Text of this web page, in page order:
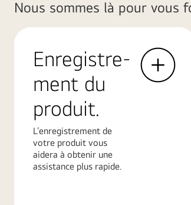
Nous sommes là pour vous
Enregistre-
ment du
produit.
L’enregistrement de
votre produit vous
aidera à obtenir une
assistance plus rapide.